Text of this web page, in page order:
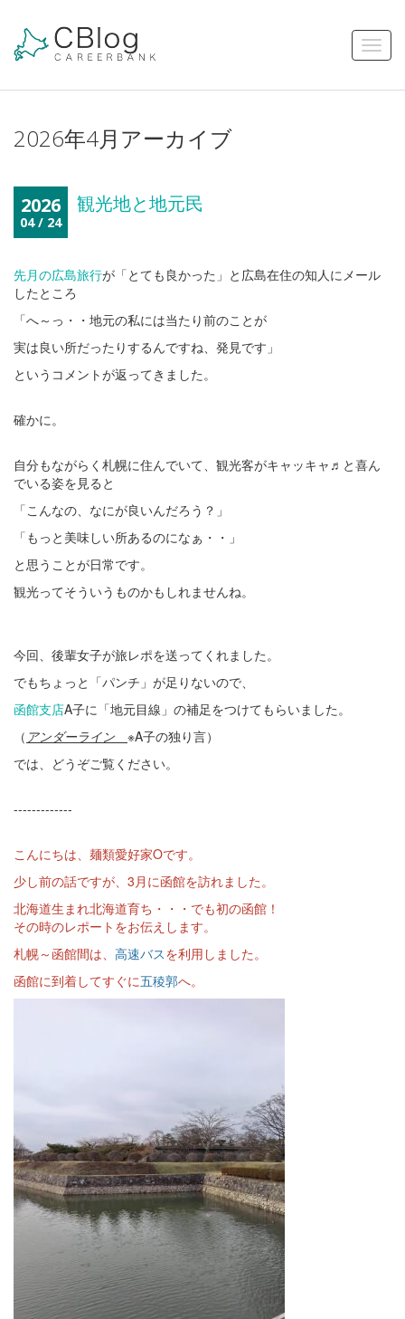
2026年4月アーカイブ
2026
04 / 24
観光地と地元民
先月の広島旅行が「とても良かった」と広島在住の知人にメール
したところ
「へ～っ・・地元の私には当たり前のことが
実は良い所だったりするんですね、発見です」
というコメントが返ってきました。
確かに。
自分もながらく札幌に住んでいて、観光客がキャッキャ♬と喜ん
でいる姿を見ると
「こんなの、なにが良いんだろう？」
「もっと美味しい所あるのになぁ・・」
と思うことが日常です。
観光ってそういうものかもしれませんね。
今回、後輩女子が旅レポを送ってくれました。
でもちょっと「パンチ」が足りないので、
函館支店A子に「地元目線」の補足をつけてもらいました。
（ アンダーライン ※A子の独り言）
では、どうぞご覧ください。
-------------
こんにちは、麺類愛好家Oです。
少し前の話ですが、3月に函館を訪れました。
北海道生まれ北海道育ち・・・でも初の函館！
その時のレポートをお伝えします。
札幌～函館間は、 高速バスを利用しました。
函館に到着してすぐに五稜郭へ。